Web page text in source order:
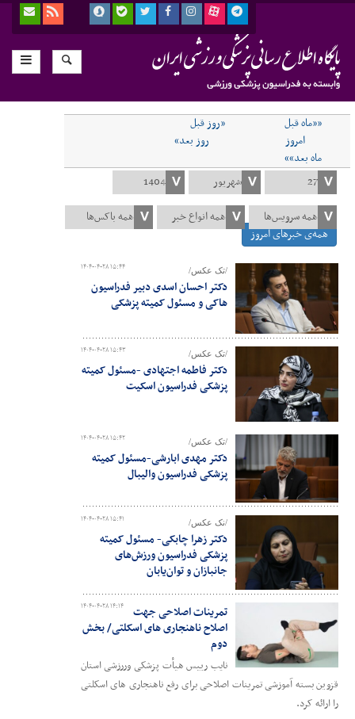
««ماه قبل
«روز قبل
امروز
روز بعد»
ماه بعد»»
همه‌ی خبرهای امروز
۱۴۰۴-۰۴-۲۸ ۱۵:۴۴ /تک عکس/
دکتر احسان اسدی دبیر فدراسیون
هاکی و مسئول کمیته پزشکی
۱۴۰۴-۰۴-۲۸ ۱۵:۴۳ /تک عکس/
دکتر فاطمه اجتهادی -مسئول کمیته
پزشکی فدراسیون اسکیت
۱۴۰۴-۰۴-۲۸ ۱۵:۴۲ /تک عکس/
دکتر مهدی ابارشی-مسئول کمیته
پزشکی فدراسیون والیبال
۱۴۰۴-۰۴-۲۸ ۱۵:۴۱ /نک عکس/
دکتر زهرا چابکی- مسئول کمیته
پزشکی فدراسیون ورزش‌های
جانبازان و توان‌یابان
۱۴۰۴-۰۴-۲۸ ۱۴:۱۴
تمرینات اصلاحی جهت
اصلاح ناهنجاری های اسکلتی/ بخش
دوم
نایب رییس هیأت پزشکی وررزشی استان
قزوین بسته آموزشی تمرینات اصلاحی برای رفع ناهنجاری های اسکلتی
را ارائه کرد.